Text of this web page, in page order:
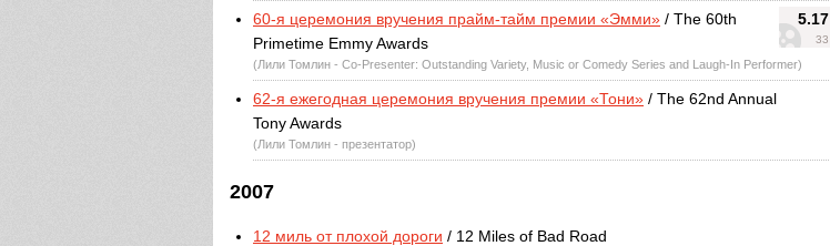
5.17
33
60-я церемония вручения прайм-тайм премии «Эмми» / The 60th
Primetime Emmy Awards
(Лили Томлин - Co-Presenter: Outstanding Variety, Music or Comedy Series and Laugh-In Performer)
62-я ежегодная церемония вручения премии «Тони» / The 62nd Annual
Tony Awards
(Лили Томлин - презентатор)
2007
12 миль от плохой дороги / 12 Miles of Bad Road